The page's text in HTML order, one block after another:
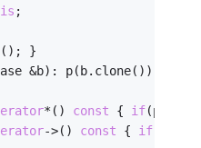
;
}
&b): p(b.clone()),
*() const { if(p) {
->() const { if